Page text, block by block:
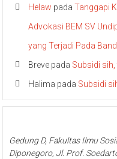
Helaw padaTanggapi
Advokasi BEM SV
yang Terjadi Pada
Breve pada Subsidi sih,
Halima pada Subsidi
Gedung D, Fakultas Ilmu
Diponegoro, Jl. Prof.